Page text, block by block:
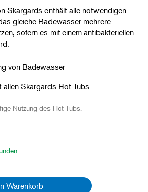
Skargards enthält alle notwendigen
gleiche Badewasser mehrere
sofern es mit einem antibakteriellen
von Badewasser
allen Skargards Hot Tubs
Nutzung des Hot Tubs.
Warenkorb